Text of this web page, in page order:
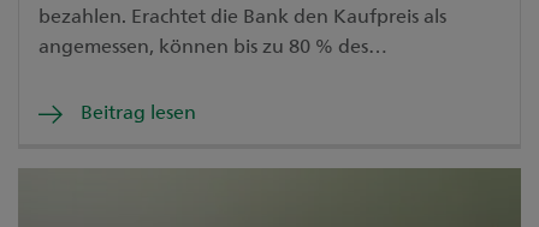
bezahlen. Erachtet die Bank den Kaufpreis als
angemessen, können bis zu 80 % des
Hypothekarkredits finanziert werden.
Beitrag lesen